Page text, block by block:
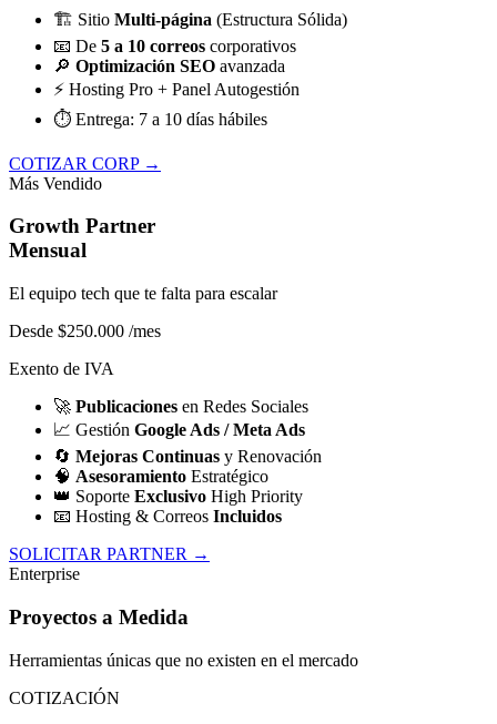
🏗️ Sitio Multi-página (Estructura Sólida)
📧 De 5 a 10 correos corporativos
🔎 Optimización SEO avanzada
⚡ Hosting Pro + Panel Autogestión
⏱️ Entrega: 7 a 10 días hábiles
COTIZAR CORP →
Más Vendido
Growth Partner
Mensual
El equipo tech que te falta para escalar
Desde $250.000 /mes
Exento de IVA
🚀 Publicaciones en Redes Sociales
📈 Gestión Google Ads / Meta Ads
🔄 Mejoras Continuas y Renovación
🧠 Asesoramiento Estratégico
👑 Soporte Exclusivo High Priority
📧 Hosting & Correos Incluidos
SOLICITAR PARTNER →
Enterprise
Proyectos a Medida
Herramientas únicas que no existen en el mercado
COTIZACIÓN